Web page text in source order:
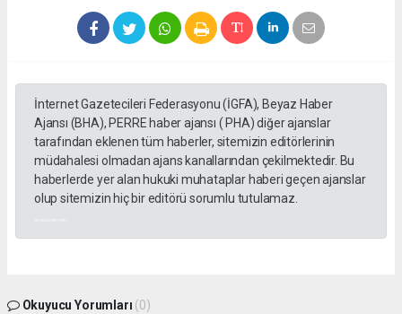
İnternet Gazetecileri Federasyonu (İGFA), Beyaz Haber
Ajansı (BHA), PERRE haber ajansı ( PHA) diğer ajanslar
tarafından eklenen tüm haberler, sitemizin editörlerinin
müdahalesi olmadan ajans kanallarından çekilmektedir. Bu
haberlerde yer alan hukuki muhataplar haberi geçen ajanslar
olup sitemizin hiç bir editörü sorumlu tutulamaz.
Okuyucu Yorumları (0)